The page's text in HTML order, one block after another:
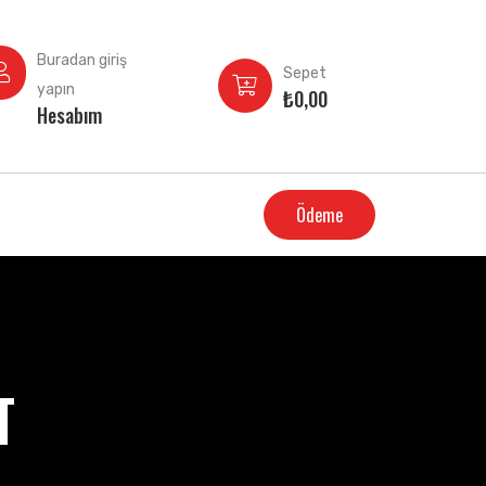
Buradan giriş
yapın
Hesabım
Sepet
₺0,00
Ödeme